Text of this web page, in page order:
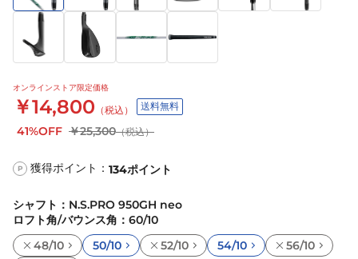
オンラインストア限定価格
￥14,800 （税込） 送料無料
41%OFF ￥25,300（税込）
P 獲得ポイント： 134ポイント
シャフト ： N.S.PRO 950GH neo
ロフト角/バウンス角 ： 60/10
48/10
50/10 52/10 54/10
56/10